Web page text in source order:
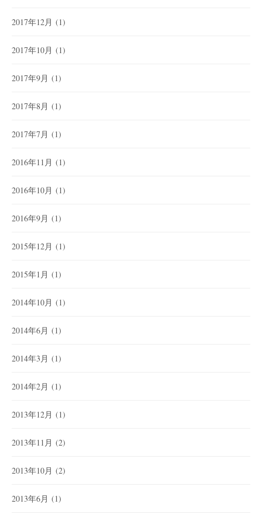
2017年12月 (1)
2017年10月 (1)
2017年9月 (1)
2017年8月 (1)
2017年7月 (1)
2016年11月 (1)
2016年10月 (1)
2016年9月 (1)
2015年12月 (1)
2015年1月 (1)
2014年10月 (1)
2014年6月 (1)
2014年3月 (1)
2014年2月 (1)
2013年12月 (1)
2013年11月 (2)
2013年10月 (2)
2013年6月 (1)